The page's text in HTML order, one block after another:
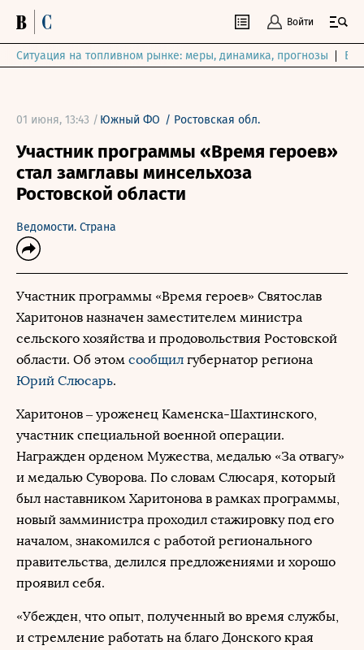
Войти
Ситуация на топливном рынке: меры, динамика, прогнозы
01 июня, 13:43 / Южный ФО / Ростовская обл.
Участник программы «Время героев»
стал замглавы минсельхоза
Ростовской области
Ведомости. Страна
Участник программы «Время героев» Святослав
Харитонов назначен заместителем министра
сельского хозяйства и продовольствия Ростовской
области. Об этом сообщил губернатор региона
Юрий Слюсарь.
Харитонов – уроженец Каменска-Шахтинского,
участник специальной военной операции.
Награжден орденом Мужества, медалью «За отвагу»
и медалью Суворова. По словам Слюсаря, который
был наставником Харитонова в рамках программы,
новый замминистра проходил стажировку под его
началом, знакомился с работой регионального
правительства, делился предложениями и хорошо
проявил себя.
«Убежден, что опыт, полученный во время службы,
и стремление работать на благо Донского края